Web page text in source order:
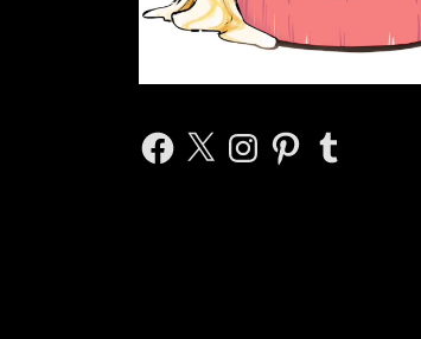
Facebook
X InstagramPinterestTumblr